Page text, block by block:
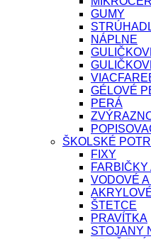
GUMY
NÁPLNE
GÉLOVÉ
PERÁ
ŠKOLSKÉ
FIXY
VODOVÉ
ŠTETCE
PRAVÍTKA
STOJANY